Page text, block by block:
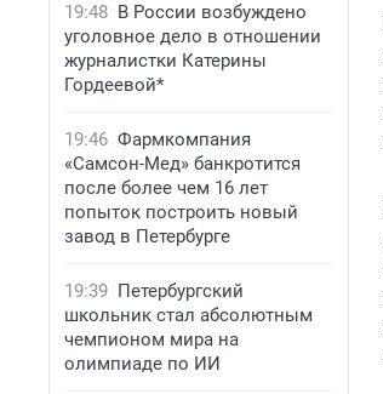
19:48 В России возбуждено
уголовное дело в отношении
журналистки Катерины
Гордеевой*
19:46 Фармкомпания
«Самсон-Мед» банкротится
после более чем 16 лет
попыток построить новый
завод в Петербурге
19:39 Петербургский
школьник стал абсолютным
чемпионом мира на
олимпиаде по ИИ